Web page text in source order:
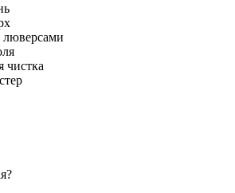
люверсами
чистка